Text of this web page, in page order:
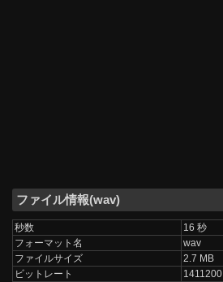
ファイル情報(wav)
秒数
16 秒
フォーマット名
wav
ファイルサイズ
2.7 MB
ビットレート